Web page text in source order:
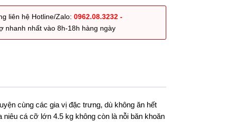
liên hệ Hotline/Zalo:0962.08.3232 -
nhanh nhất vào 8h-18h hàng ngày
cùng các gia vị đặc trưng, dù không ăn hết
cá cỡ lớn 4.5 kg không còn là nỗi băn khoăn